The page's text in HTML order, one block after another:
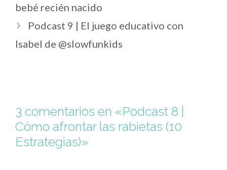
bebé recién nacido
Podcast 9 | El juego educativo con
Isabel de @slowfunkids
3 comentarios en «Podcast 8 |
Cómo afrontar las rabietas (10
Estrategias)»